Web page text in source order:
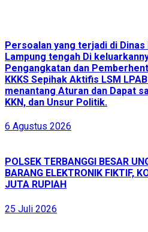
Persoalan yang terjadi di
Lampung tengah Di
Pengangkatan dan
KKKS Sepihak Aktifis LSM
menantang Aturan dan Dapat
KKN, dan Unsur Politik.
6 Agustus 2026
POLSEK TERBANGGI BESAR
BARANG ELEKTRONIK FIKTIF,
JUTA RUPIAH
25 Juli 2026